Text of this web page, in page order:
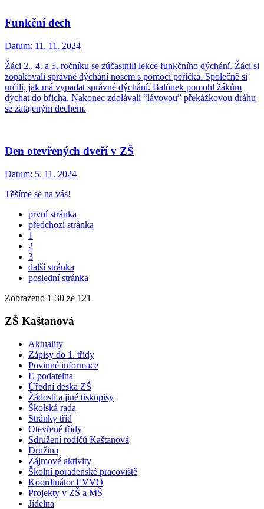
Funkční dech
Datum: 11. 11. 2024
Žáci 2., 4. a 5. ročníku se zúčastnili lekce funkčního dýchání. Žáci si
zopakovali správně dýchání nosem s pomocí peříčka. Společně si
určili, jak má vypadat správné dýchání. Balónek pomohl žákům
dýchat do břicha. Nakonec zdolávali “lávovou” překážkovou dráhu
se zatajeným dechem.
Den otevřených dveří v ZŠ
Datum: 5. 11. 2024
Těšíme se na vás!
první stránka
předchozí stránka
1
2
3
další stránka
poslední stránka
Zobrazeno 1-30 ze 121
ZŠ Kaštanová
Aktuality
Zápisy do 1. třídy
Povinné informace
E-podatelna
Úřední deska ZŠ
Žádosti a jiné tiskopisy
Školská rada
Stránky tříd
Otevřené třídy
Sdružení rodičů Kaštanová
Družina
Zájmové aktivity
Školní poradenské pracoviště
Koordinátor EVVO
Projekty v ZŠ a MŠ
Jídelna